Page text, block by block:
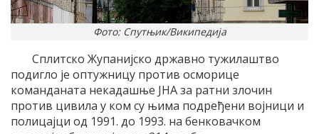
Фото: Спутњик/Википедија
Сплитско Жупанијско државно тужилаштво
подигло је оптужницу против осморице
команданата некадашње ЈНА за ратни злочин
против цивила у ком су њима подређени војници и
полицајци од 1991. до 1993. на бенковачком